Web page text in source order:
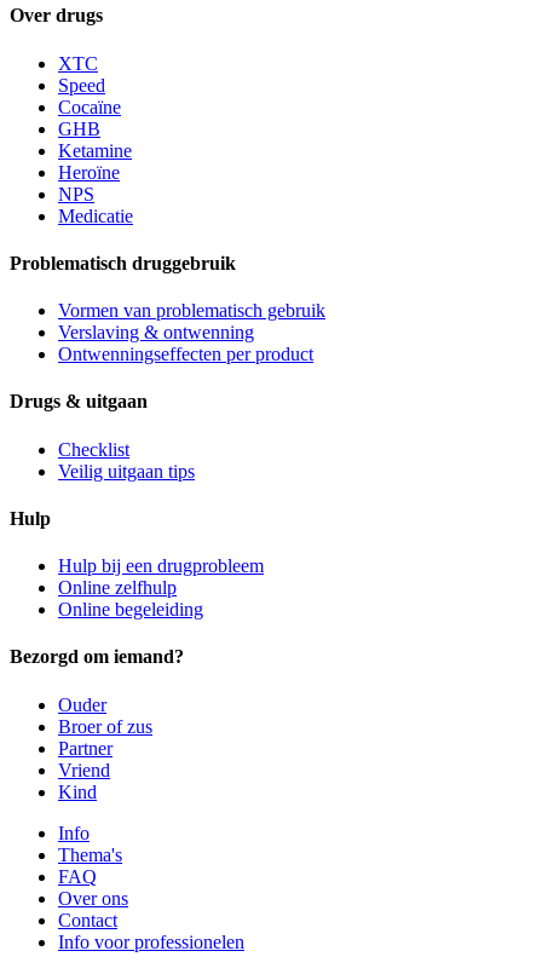
Over drugs
XTC
Speed
Cocaïne
GHB
Ketamine
Heroïne
NPS
Medicatie
Problematisch druggebruik
Vormen van problematisch gebruik
Verslaving & ontwenning
Ontwenningseffecten per product
Drugs & uitgaan
Checklist
Veilig uitgaan tips
Hulp
Hulp bij een drugprobleem
Online zelfhulp
Online begeleiding
Bezorgd om iemand?
Ouder
Broer of zus
Partner
Vriend
Kind
Info
Thema's
FAQ
Over ons
Contact
Info voor professionelen